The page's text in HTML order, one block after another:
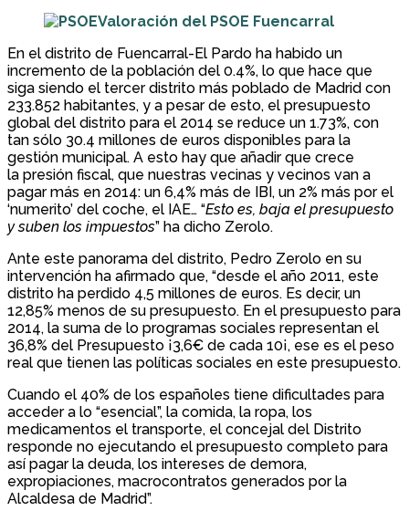
Valoración del PSOE Fuencarral
En el distrito de Fuencarral-El Pardo ha habido un
incremento de la población del 0.4%, lo que hace que
siga siendo el tercer distrito más poblado de Madrid con
233.852 habitantes, y a pesar de esto, el presupuesto
global del distrito para el 2014 se reduce un 1.73%, con
tan sólo 30.4 millones de euros disponibles para la
gestión municipal. A esto hay que añadir que crece
la presión fiscal, que nuestras vecinas y vecinos van a
pagar más en 2014: un 6,4% más de IBI, un 2% más por el
‘numerito’ del coche, el IAE… “Esto es, baja el presupuesto
y suben los impuestos” ha dicho Zerolo.
Ante este panorama del distrito, Pedro Zerolo en su
intervención ha afirmado que, “desde el año 2011, este
distrito ha perdido 4,5 millones de euros. Es decir, un
12,85% menos de su presupuesto. En el presupuesto para
2014, la suma de lo programas sociales representan el
36,8% del Presupuesto ¡3,6€ de cada 10¡, ese es el peso
real que tienen las políticas sociales en este presupuesto.
Cuando el 40% de los españoles tiene dificultades para
acceder a lo “esencial”, la comida, la ropa, los
medicamentos el transporte, el concejal del Distrito
responde no ejecutando el presupuesto completo para
así pagar la deuda, los intereses de demora,
expropiaciones, macrocontratos generados por la
Alcaldesa de Madrid”.